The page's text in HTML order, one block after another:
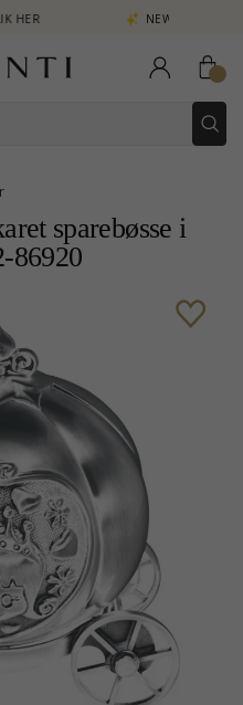
NEW COLLECTION | AURA
sparebøsse i
86920